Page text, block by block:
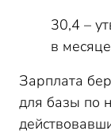
30,4 –
в
Зарплата
для базы по